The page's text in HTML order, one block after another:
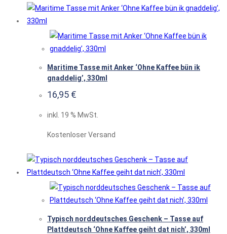
Maritime Tasse mit Anker ‘Ohne Kaffee bün ik
gnaddelig’, 330ml
16,95 €
inkl. 19 % MwSt.
Kostenloser Versand
Typisch norddeutsches Geschenk – Tasse auf
Plattdeutsch ‘Ohne Kaffee geiht dat nich’, 330ml